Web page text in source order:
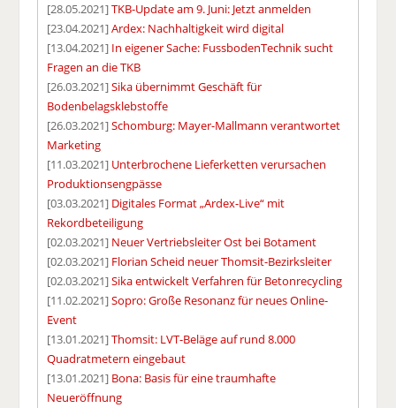
[28.05.2021]TKB-Update am 9. Juni: Jetzt anmelden
[23.04.2021]Ardex: Nachhaltigkeit wird digital
[13.04.2021] In eigener Sache: FussbodenTechnik sucht
Fragen an die TKB
[26.03.2021]Sika übernimmt Geschäft für
Bodenbelagsklebstoffe
[26.03.2021]Schomburg: Mayer-Mallmann verantwortet
Marketing
[11.03.2021] Unterbrochene Lieferketten verursachen
Produktionsengpässe
[03.03.2021] Digitales Format „Ardex-Live“ mit
Rekordbeteiligung
[02.03.2021] Neuer Vertriebsleiter Ost bei Botament
[02.03.2021] Florian Scheid neuer Thomsit-Bezirksleiter
[02.03.2021]Sika entwickelt Verfahren für Betonrecycling
[11.02.2021]Sopro: Große Resonanz für neues Online-
Event
[13.01.2021]Thomsit: LVT-Beläge auf rund 8.000
Quadratmetern eingebaut
[13.01.2021] Bona: Basis für eine traumhafte
Neueröffnung